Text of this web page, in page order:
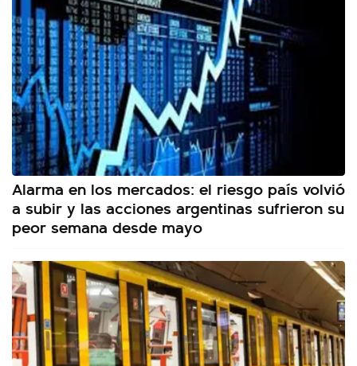
Alarma en los mercados: el riesgo país volvió
a subir y las acciones argentinas sufrieron su
peor semana desde mayo